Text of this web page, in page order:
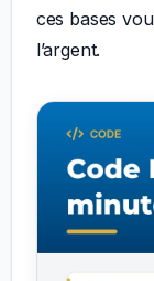
ces bases
l’argent.